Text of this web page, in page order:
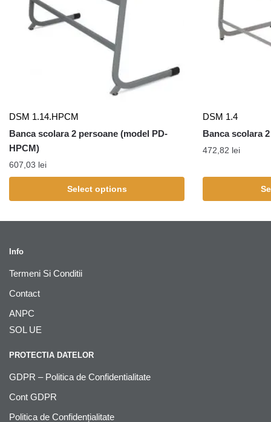
DSM 1.14.HPCM
Banca scolara 2 persoane (model PD-
HPCM)
607,03 lei
Select options
DSM 1.4
Banca scolara
472,82 lei
Info
Termeni Si Conditii
Contact
ANPC
SOL UE
PROTECTIA DATELOR
GDPR – Politica de Confidentialitate
Cont GDPR
Politica de Confidențialitate